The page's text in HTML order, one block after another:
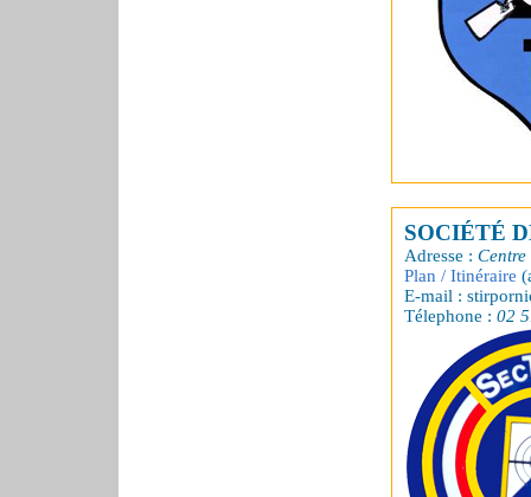
SOCIÉTÉ
Adresse :
Plan / Itinéraire
E-mail :
Télephone : 02